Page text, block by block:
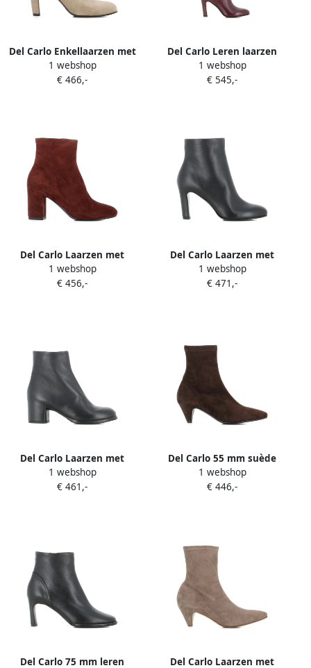
Del Carlo Enkellaarzen met
rits Beige
1 webshop
€ 466,-
Del Carlo Leren laarzen
Rood
1 webshop
€ 545,-
Del Carlo Laarzen met
blokhak en itsr Bruin
1 webshop
€ 456,-
Del Carlo Laarzen met
ritssluiting Zwart
1 webshop
€ 471,-
Del Carlo Laarzen met
blokhak Zwart
1 webshop
€ 461,-
Del Carlo 55 mm suède
laarzen met puntige neus
Bruin
1 webshop
€ 446,-
Del Carlo 75 mm leren Del Carlo Laarzen met